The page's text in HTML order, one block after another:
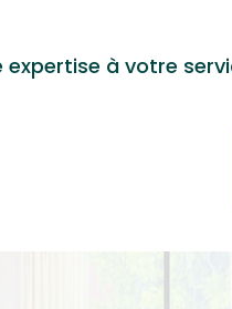
expertise à votre